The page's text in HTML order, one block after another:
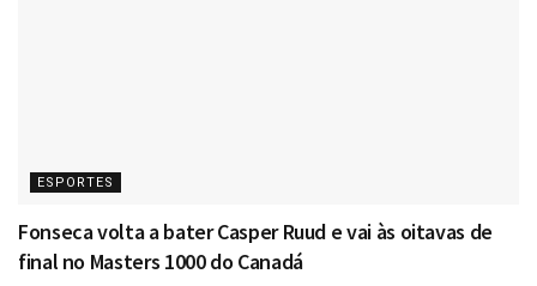
ESPORTES
Fonseca volta a bater Casper Ruud e vai às oitavas de
final no Masters 1000 do Canadá